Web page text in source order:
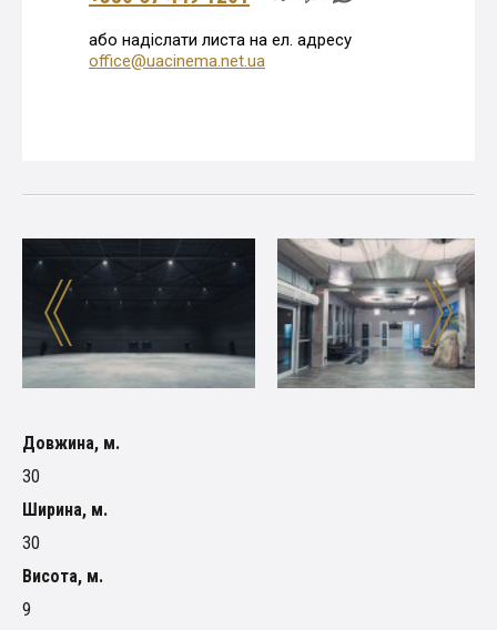
або надіслати листа на ел. адресу
office@uacinema.net.ua
Довжина, м.
30
Ширина, м.
30
Висота, м.
9